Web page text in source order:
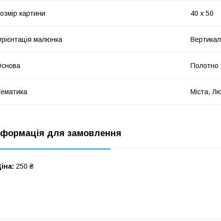
картини 40 х 50
малюнка
Полотно
Міста,
для замовлення
250 ₴